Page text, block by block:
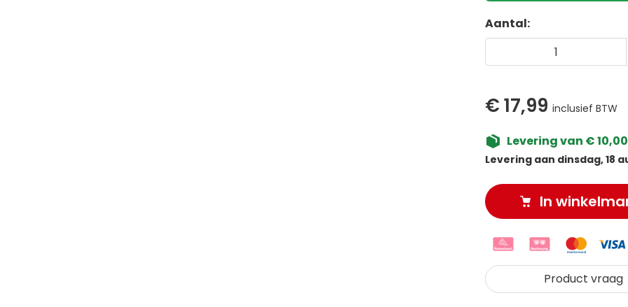
Aantal:
€ 17,99 inclusief BTW
Levering van €
Levering aan dinsdag, 18
In
Product vraag